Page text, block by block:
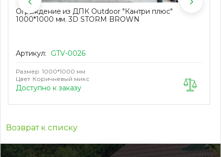
Ограждение из ДПК Outdoor "Кантри плюс"
1000*1000 мм. 3D STORM BROWN
Артикул: GTV-0026
Размер 1000*1000 мм
Цвет Коричневый микс
Доступно к заказу
Возврат к списку